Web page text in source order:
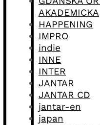
AKADEMICKA
HAPPENING
IMPRO
indie
INNE
INTER
JANTAR
JANTAR CD
jantar-en
japan